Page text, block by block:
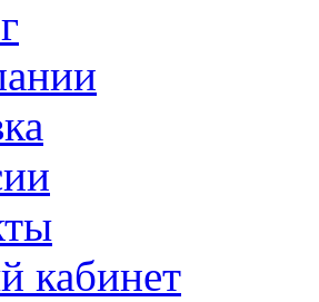
кабинет